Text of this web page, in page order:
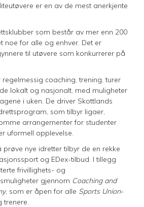
er en av de mest anerkjente
som består av mer enn 200
noe for alle og enhver. Det er
til utøvere som konkurrerer på
coaching, trening, turer
lokalt og nasjonalt, med muligheter
i uken. De driver Skottlands
som tilbyr ligaer,
arrangementer for studenter
uformell opplevelse.
nye idretter tilbyr de en rekke
og EDex-tilbud. I tillegg
frivillighets- og
gjennom Coaching and
, som er åpen for alle Sports Union-
trenere.